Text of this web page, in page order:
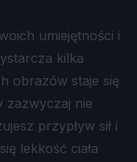
umiejętności i
kilka
obrazów staje się
zazwyczaj nie
przypływ sił i
lekkość ciała